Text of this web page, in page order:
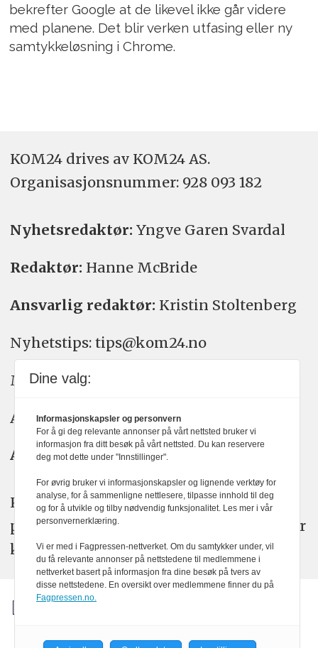
bekrefter Google at de likevel ikke går videre
med planene. Det blir verken utfasing eller ny
samtykkeløsning i Chrome.
KOM24 drives av KOM24 AS.
Organisasjons­nummer: 928 093 182
Nyhetsredaktør: Yngve Garen Svardal
Redaktør: Hanne McBride
Ansvarlig redaktør: Kristin Stoltenberg
Nyhetstips: tips@kom24.no
Meninger: meninger@kom24.no
Annonse: annonse@watchmedia.no
Abonnement:kom24@watchmedia.no
KOM24 arbeider etter Vær Varsom-
plakatens regler for god presseskikk. Her
kan du lese mer omPFUsarbeid.
Dine valg:
Informasjonskapsler og personvern
For å gi deg relevante annonser på vårt nettsted bruker vi
informasjon fra ditt besøk på vårt nettsted. Du kan reservere
deg mot dette under "Innstillinger".
For øvrig bruker vi informasjonskapsler og lignende verktøy for
analyse, for å sammenligne nettlesere, tilpasse innhold til deg
og for å utvikle og tilby nødvendig funksjonalitet. Les mer i vår
personvernerklæring.
Vi er med i Fagpressen-nettverket. Om du samtykker under, vil
du få relevante annonser på nettstedene til medlemmene i
nettverket basert på informasjon fra dine besøk på tvers av
disse nettstedene. En oversikt over medlemmene finner du på
Fagpressen.no.